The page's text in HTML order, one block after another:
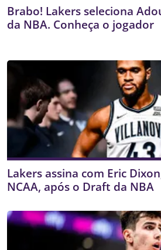
Brabo! Lakers seleciona
da NBA. Conheça o jogador
Lakers assina com Eric
NCAA, após o Draft da NBA